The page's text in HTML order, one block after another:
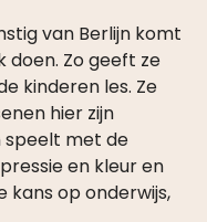
doen. Zo geeft ze
kinderen les. Ze
hier zijn
met de
en kleur en
op onderwijs,